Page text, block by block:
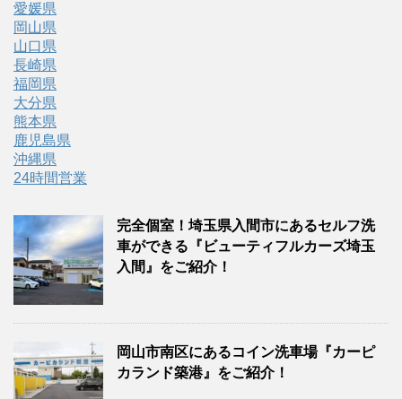
愛媛県
岡山県
山口県
長崎県
福岡県
大分県
熊本県
鹿児島県
沖縄県
24時間営業
完全個室！埼玉県入間市にあるセルフ洗
車ができる『ビューティフルカーズ埼玉
入間』をご紹介！
岡山市南区にあるコイン洗車場『カーピ
カランド築港』をご紹介！